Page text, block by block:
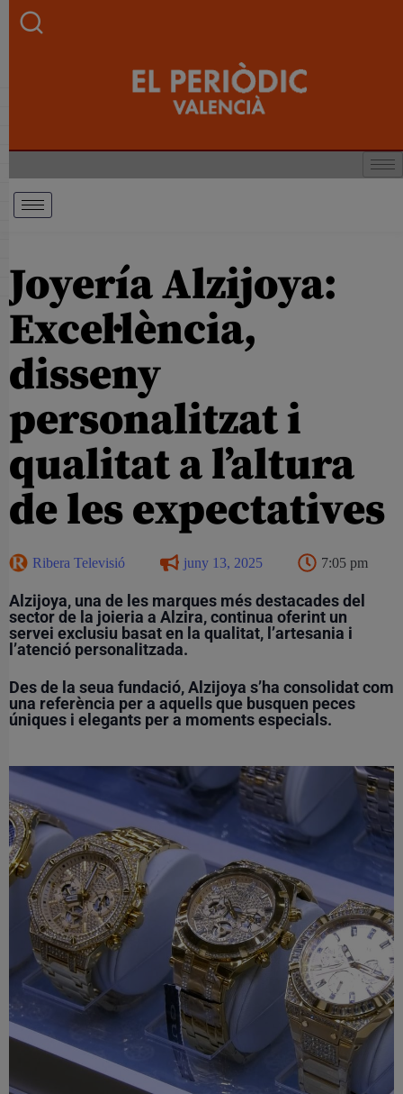
Joyería Alzijoya:
Excel·lència,
disseny
personalitzat i
qualitat a l’altura
de les expectatives
Ribera Televisió juny 13, 2025 7:05 pm
Alzijoya, una de les marques més destacades del
sector de la joieria a Alzira, continua oferint un
servei exclusiu basat en la qualitat, l’artesania i
l’atenció personalitzada.
Des de la seua fundació, Alzijoya s’ha consolidat com
una referència per a aquells que busquen peces
úniques i elegants per a moments especials.